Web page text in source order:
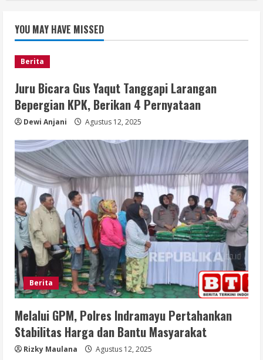
YOU MAY HAVE MISSED
Berita
Juru Bicara Gus Yaqut Tanggapi Larangan
Bepergian KPK, Berikan 4 Pernyataan
Dewi Anjani Agustus 12, 2025
Berita
Melalui GPM, Polres Indramayu Pertahankan
Stabilitas Harga dan Bantu Masyarakat
Rizky Maulana Agustus 12, 2025